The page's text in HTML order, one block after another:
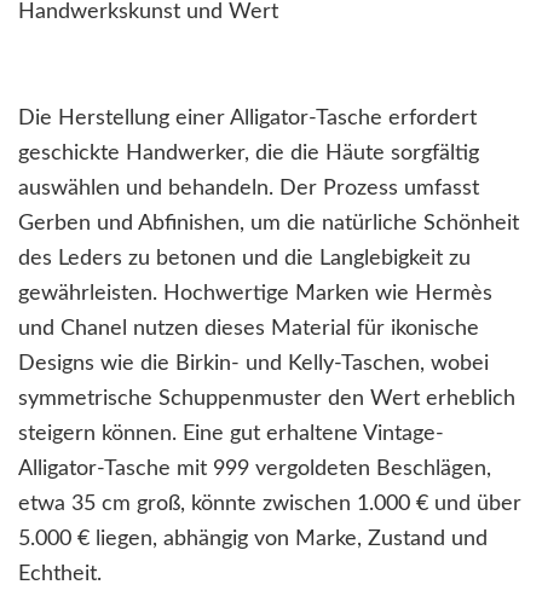
Handwerkskunst und Wert
Die Herstellung einer Alligator-Tasche erfordert
geschickte Handwerker, die die Häute sorgfältig
auswählen und behandeln. Der Prozess umfasst
Gerben und Abfinishen, um die natürliche Schönheit
des Leders zu betonen und die Langlebigkeit zu
gewährleisten. Hochwertige Marken wie Hermès
und Chanel nutzen dieses Material für ikonische
Designs wie die Birkin- und Kelly-Taschen, wobei
symmetrische Schuppenmuster den Wert erheblich
steigern können. Eine gut erhaltene Vintage-
Alligator-Tasche mit 999 vergoldeten Beschlägen,
etwa 35 cm groß, könnte zwischen 1.000 € und über
5.000 € liegen, abhängig von Marke, Zustand und
Echtheit.